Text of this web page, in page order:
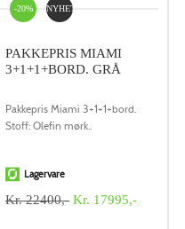
-20% NYHET
PAKKEPRIS MIAMI
3+1+1+BORD. GRÅ
Pakkepris Miami 3+1+1+bord.
Stoff: Olefin mørk..
Lagervare
Kr. 22400,-Kr. 17995,-